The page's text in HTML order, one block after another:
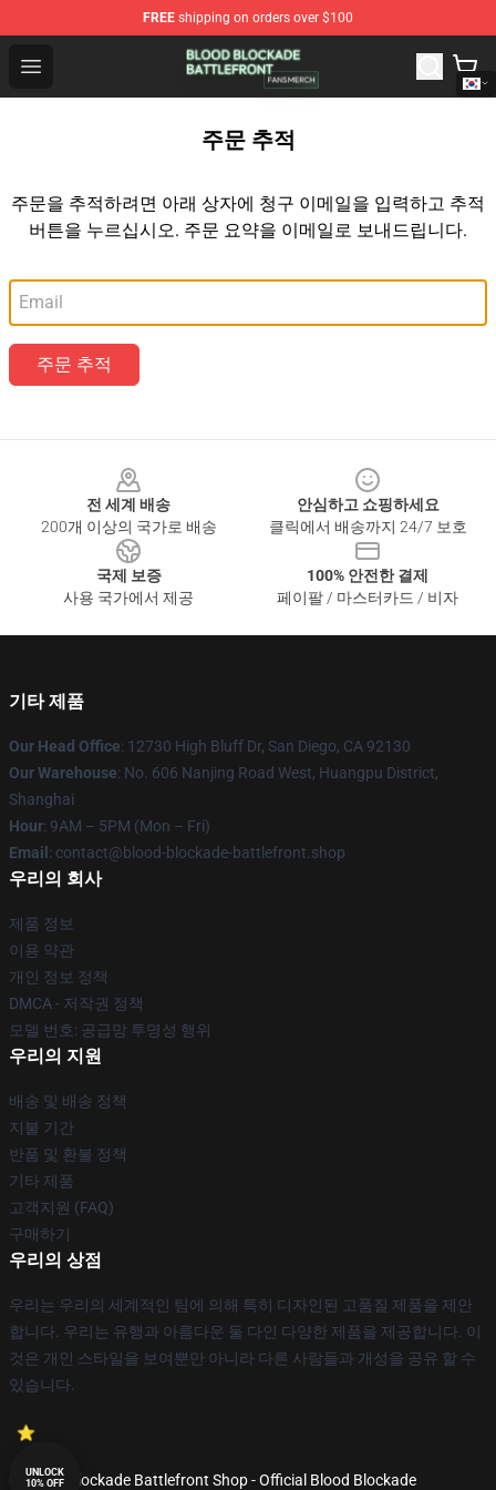
FREE shipping on orders over $100
Open menu
Blood Blockade Battlefront Shop - Official Blood
주문 추적
주문을 추적하려면 아래 상자에 청구 이메일을 입력하고 추적
버튼을 누르십시오. 주문 요약을 이메일로 보내드립니다.
주문 추적
전 세계 배송
200개 이상의 국가로 배송
안심하고 쇼핑하세요
클릭에서 배송까지 24/7 보호
국제 보증
사용 국가에서 제공
100% 안전한 결제
페이팔 / 마스터카드 / 비자
기타 제품
Our Head Office: 12730 High Bluff Dr, San Diego, CA 92130
Our Warehouse: No. 606 Nanjing Road West, Huangpu District,
Shanghai
Hour: 9AM – 5PM (Mon – Fri)
Email : contact@blood-blockade-battlefront.shop
우리의 회사
제품 정보
이용 약관
개인 정보 정책
DMCA - 저작권 정책
모델 번호: 공급망 투명성 행위
우리의 지원
배송 및 배송 정책
지불 기간
반품 및 환불 정책
기타 제품
고객지원 (FAQ)
구매하기
우리의 상점
우리는 우리의 세계적인 팀에 의해 특히 디자인된 고품질 제품을 제안
합니다. 우리는 유행과 아름다운 둘 다인 다양한 제품을 제공합니다. 이
것은 개인 스타일을 보여뿐만 아니라 다른 사람들과 개성을 공유 할 수
있습니다.
© Blood Blockade Battlefront Shop - Official Blood Blockade
UNLOCK
10% OFF